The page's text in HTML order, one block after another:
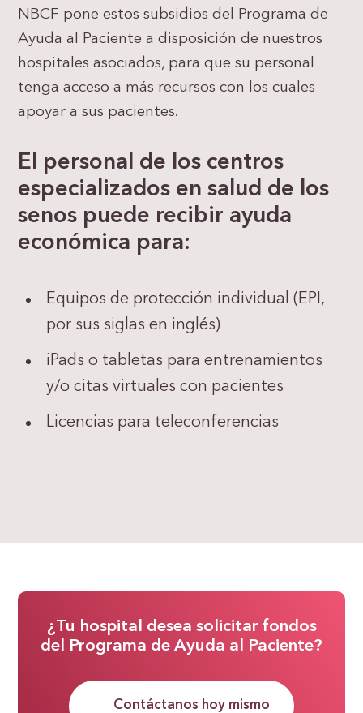
NBCF pone estos subsidios del Programa de
Ayuda al Paciente a disposición de nuestros
hospitales asociados, para que su personal
tenga acceso a más recursos con los cuales
apoyar a sus pacientes.
El personal de los centros
especializados en salud de los
senos puede recibir ayuda
económica para:
Equipos de protección individual (EPI,
por sus siglas en inglés)
iPads o tabletas para entrenamientos
y/o citas virtuales con pacientes
Licencias para teleconferencias
¿Tu hospital desea solicitar fondos
del Programa de Ayuda al Paciente?
Contáctanos hoy mismo